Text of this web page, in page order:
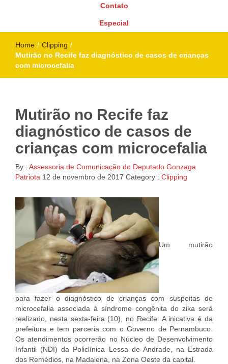
Contato
Especial
Home / Clipping /
Mutirão no Recife faz diagnóstico de casos de crianças
com microcefalia
Mutirão no Recife faz
diagnóstico de casos de
crianças com microcefalia
By : Assessoria de Comunicação do Deputado Gonzaga
Patriota 12 de novembro de 2017 Category : Clipping
Um mutirão
para fazer o diagnóstico de crianças com suspeitas de
microcefalia associada à síndrome congênita do zika será
realizado, nesta sexta-feira (10), no Recife. A inicativa é da
prefeitura e tem parceria com o Governo de Pernambuco.
Os atendimentos ocorrerão no Núcleo de Desenvolvimento
Infantil (NDI) da Policlínica Lessa de Andrade, na Estrada
dos Remédios, na Madalena, na Zona Oeste da capital.